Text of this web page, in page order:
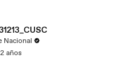
Nacional
años